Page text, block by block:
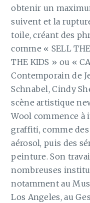
obtenir un
suivent et la
toile, créant des
comme « SELL
THE KIDS » ou «
Contemporain de
Schnabel, Cindy
scène artistique
Wool commence à
graffiti, comme
aérosol, puis des
peinture. Son
nombreuses
notamment au
Los Angeles, au